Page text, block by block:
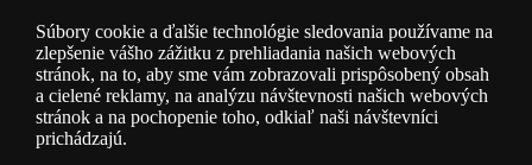
Popis produktu
Elegantný sklenený luster
Svietidlo je vyrobené z hliníka
svietidlo v klasickom štýle
svietidlo do obývačky alebo spálne
svietidlo s päticou E14
Súbory cookie a ďalšie technológie sledovania používame na
zlepšenie vášho zážitku z prehliadania našich webových
stránok, na to, aby sme vám zobrazovali prispôsobený obsah
a cielené reklamy, na analýzu návštevnosti našich webových
stránok a na pochopenie toho, odkiaľ naši návštevníci
prichádzajú.